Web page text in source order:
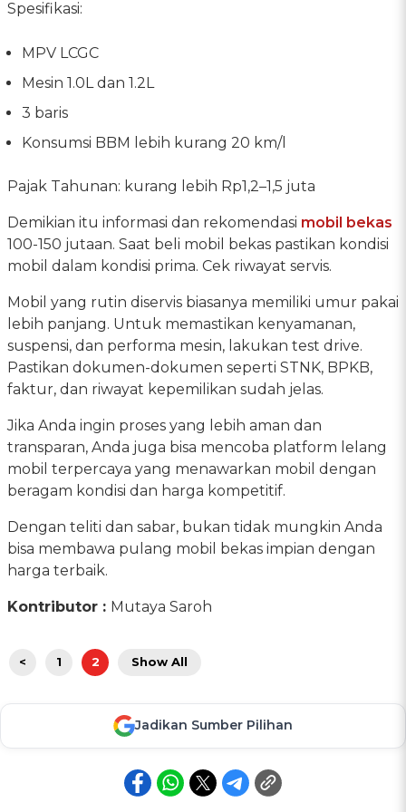
Spesifikasi:
MPV LCGC
Mesin 1.0L dan 1.2L
3 baris
Konsumsi BBM lebih kurang 20 km/l
Pajak Tahunan: kurang lebih Rp1,2–1,5 juta
Demikian itu informasi dan rekomendasi mobil bekas
100-150 jutaan. Saat beli mobil bekas pastikan kondisi
mobil dalam kondisi prima. Cek riwayat servis.
Mobil yang rutin diservis biasanya memiliki umur pakai
lebih panjang. Untuk memastikan kenyamanan,
suspensi, dan performa mesin, lakukan test drive.
Pastikan dokumen-dokumen seperti STNK, BPKB,
faktur, dan riwayat kepemilikan sudah jelas.
Jika Anda ingin proses yang lebih aman dan
transparan, Anda juga bisa mencoba platform lelang
mobil terpercaya yang menawarkan mobil dengan
beragam kondisi dan harga kompetitif.
Dengan teliti dan sabar, bukan tidak mungkin Anda
bisa membawa pulang mobil bekas impian dengan
harga terbaik.
Kontributor : Mutaya Saroh
< 1 2 Show All
Jadikan Sumber Pilihan